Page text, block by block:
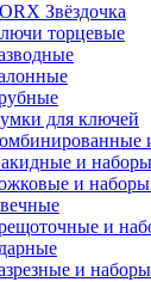
Звёздочка
торцевые
для ключей
и
и
и
и